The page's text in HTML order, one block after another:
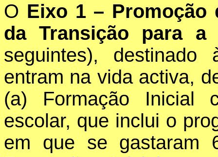
O Eixo 1 – Promoção
da Transição para
seguintes),
entram na vida activa,
(a) Formação Inicial
escolar, que inclui o
em que se gastaram